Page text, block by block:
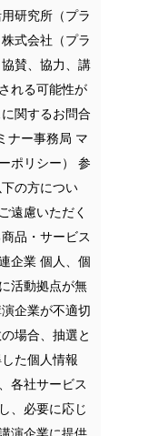
研究所（プラ
式会社（プラ
賛、協力、講
れる可能性が
関するお問合
ナー事務局 マ
ポリシー） 参
の方につい
遠慮いただく
品・サービス
企業 個人、個
活動拠点が無
企業が不適切
場合、抽選と
た個人情報
各社サービス
、必要に応じ